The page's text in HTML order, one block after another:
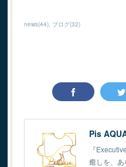
news(44) ブログ(32)
Pis
『
癒しを、